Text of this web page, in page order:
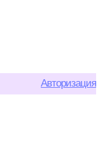
Авторизация